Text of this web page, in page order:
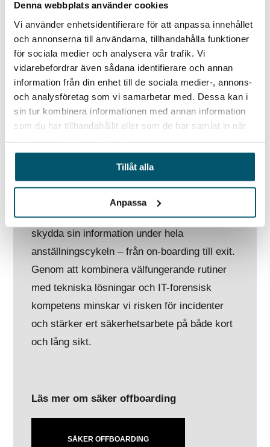
Denna webbplats använder cookies
Vi använder enhetsidentifierare för att anpassa innehållet
och annonserna till användarna, tillhandahålla funktioner
för sociala medier och analysera vår trafik. Vi
vidarebefordrar även sådana identifierare och annan
information från din enhet till de sociala medier-, annons-
och analysföretag som vi samarbetar med. Dessa kan i
sin tur kombinera informationen med annan information
som du har tillhandahållit eller som de har samlat in när
Tillåt alla
Anpassa
tekniska och juridiska kontroller före, under
och efter anställning.
Förtroendeskador–både internt och
externt. Detta kan påverka varumärke och
affärsrelationer. Genom forensiska
analyser vid avslut kan ni upptäcka och
förebygga informationsstölder.
Vi hjälper dig att skydda information
– från on-boarding till exit.
Vi på 2Secure hjälper organisationer att
skydda sin information under hela
anställningscykeln – från on-boarding till exit.
Genom att kombinera välfungerande rutiner
med tekniska lösningar och IT-forensisk
kompetens minskar vi risken för incidenter
och stärker ert säkerhetsarbete på både kort
och lång sikt.
Läs mer om säker offboarding
SÄKER OFFBOARDING